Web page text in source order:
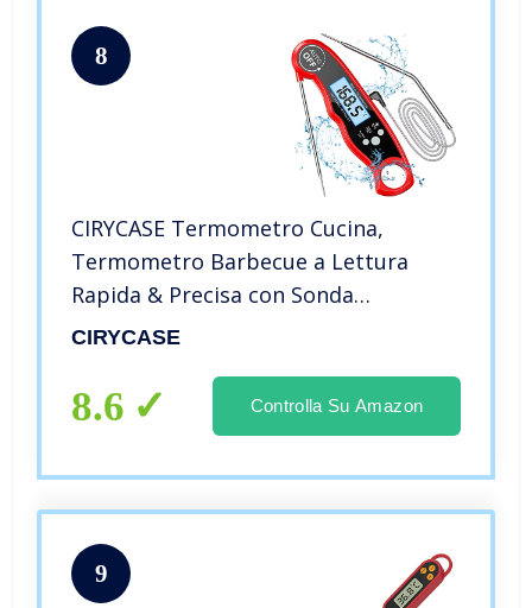
8
CIRYCASE Termometro Cucina,
Termometro Barbecue a Lettura
Rapida & Precisa con Sonda
Addizionale a Filo da 102cm, Display
Forno con Magnete per Carne, BBQ,
Forno, ecc
CIRYCASE
8.6 Controlla Su Amazon
9